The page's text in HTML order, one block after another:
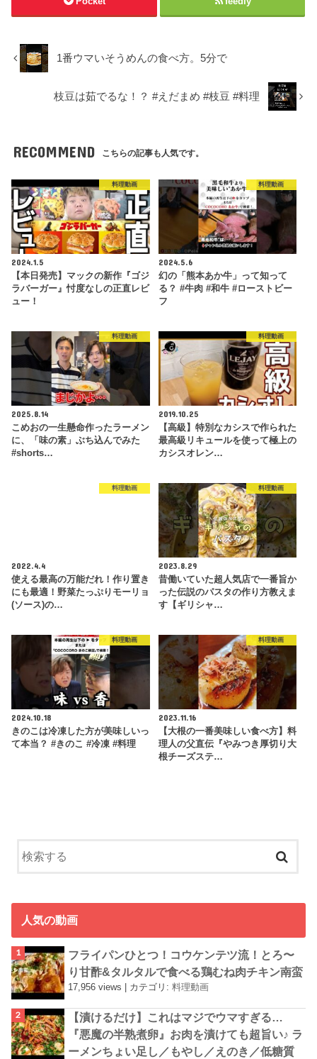
1番ウマいそうめんの食べ方。5分で
枝豆は茹でるな！？ #えだまめ #枝豆 #料理
RECOMMEND こちらの記事も人気です。
料理動画
2024.1.5
【本日発売】マックの新作『ゴジ
ラバーガー』忖度なしの正直レビ
ュー！
料理動画
2024.5.6
幻の「熊本あか牛」って知って
る？ #牛肉 #和牛 #ローストビー
フ
料理動画
2025.8.14
こめおの一生懸命作ったラーメン
に、「味の素」ぶち込んでみた
#shorts…
料理動画
2019.10.25
【高級】特別なカシスで作られた
最高級リキュールを使って極上の
カシスオレン…
料理動画
2022.4.4
使える最高の万能だれ！作り置き
にも最適！野菜たっぷりモーリョ
(ソース)の…
料理動画
2023.8.29
昔働いていた超人気店で一番旨か
った伝説のパスタの作り方教えま
す【ギリシャ…
料理動画
2024.10.18
きのこは冷凍した方が美味しいっ
て本当？ #きのこ #冷凍 #料理
料理動画
2023.11.16
【大根の一番美味しい食べ方】料
理人の父直伝『やみつき厚切り大
根チーズステ…
人気の動画
フライパンひとつ！コウケンテツ流！とろ〜
り甘酢&タルタルで食べる鶏むね肉チキン南蛮
17,956 views カテゴリ:料理動画
【漬けるだけ】これはマジでウマすぎる…
『悪魔の半熟煮卵』お肉を漬けても超旨い♪ ラ
ーメンちょい足し／もやし／えのき／低糖質